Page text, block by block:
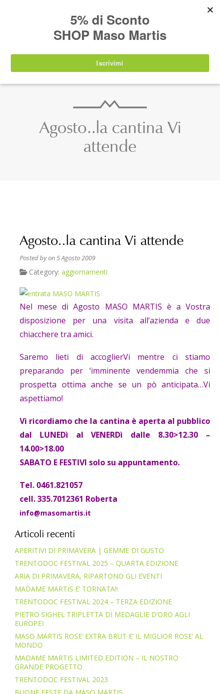
IT EN DE SHOP
Agosto..la cantina Vi
attende
Agosto..la cantina Vi attende
Posted byon 5 Agosto 2009
Category: aggiornamenti
Nel mese di Agosto MASO MARTIS è a Vostra
disposizione per una visita all’azienda e due
chiacchere tra amici.
Saremo lieti di accoglierVi mentre ci stiamo
preparando per ‘imminente vendemmia che si
prospetta ottima anche se un pò anticipata…Vi
aspettiamo!
Vi ricordiamo che la cantina è aperta al pubblico
dal LUNEDì al VENERDì dalle 8.30>12.30 –
14.00>18.00
SABATO E FESTIVI solo su appuntamento.
Tel. 0461.821057
cell. 335.7012361 Roberta
info@masomartis.it
Articoli recenti
APERITIVI DI PRIMAVERA | GEMME DI GUSTO
TRENTODOC FESTIVAL 2025 – QUARTA EDIZIONE
ARIA DI PRIMAVERA, RIPARTONO GLI EVENTI
MADAME MARTIS E’ TORNATA!!
TRENTODOC FESTIVAL 2024 – TERZA EDIZIONE
PIETRO SIGHEL TRIPLETTA DI MEDAGLIE D’ORO AGLI
EUROPEI
MASO MARTIS ROSE’ EXTRA BRUT E’ IL MIGLIOR ROSE’ AL
MONDO
MADAME MARTIS LIMITED EDITION – IL NOSTRO
GRANDE PROGETTO
TRENTODOC FESTIVAL 2023
nuovamente disponibili a partire da
agosto 2026.